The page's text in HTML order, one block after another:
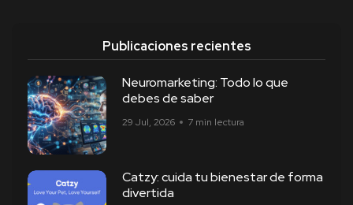
Publicaciones recientes
Neuromarketing: Todo lo que
debes de saber
29 Jul, 2026 7 min lectura
Catzy: cuida tu bienestar de forma
divertida